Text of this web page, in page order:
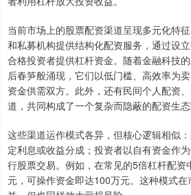
当前市场上的股票配资渠道呈现多元化特
和私募机构提供结构化配资服务，通过设
合格投资者提供杠杆资金。随着金融科技
后春笋般涌现，它们以低门槛、高效率为
资金供需双方。此外，还有民间个人配资
道，共同构成了一个复杂而隐蔽的配资生态
这些渠道运作模式各异，但核心逻辑相似
定利息或收益分成；投资者以自有资金作
行股票交易。例如，在常见的5倍杠杆配
元，可操作资金即达100万元。这种模式